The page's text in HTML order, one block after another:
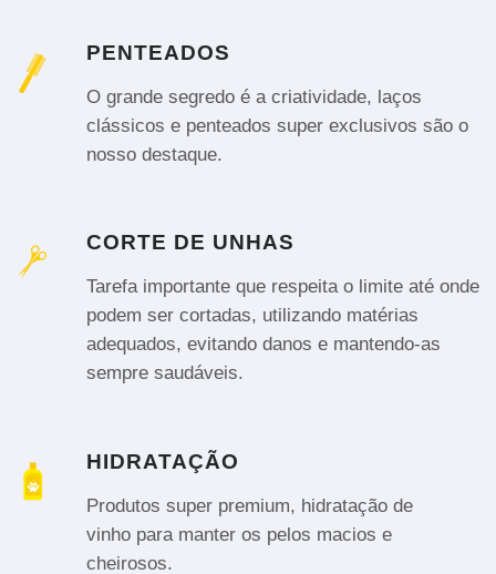
PENTEADOS
O grande segredo é a criatividade, laços
clássicos e penteados super exclusivos são o
nosso destaque.
CORTE DE UNHAS
Tarefa importante que respeita o limite até onde
podem ser cortadas, utilizando matérias
adequados, evitando danos e mantendo-as
sempre saudáveis.
HIDRATAÇÃO
Produtos super premium, hidratação de
vinho para manter os pelos macios e
cheirosos.